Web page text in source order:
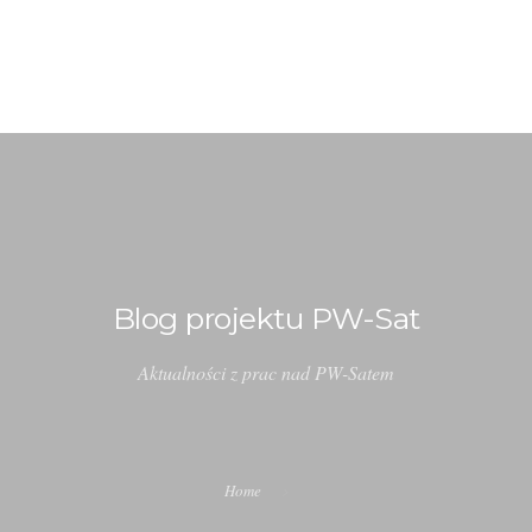
Blog projektu PW-Sat
Aktualności z prac nad PW-Satem
Home